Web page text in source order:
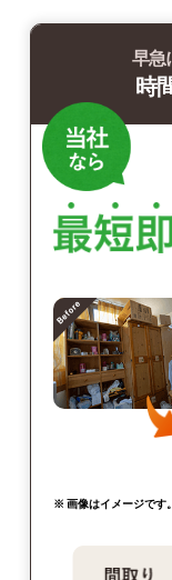
早急
時
※ 画像はイメージです。